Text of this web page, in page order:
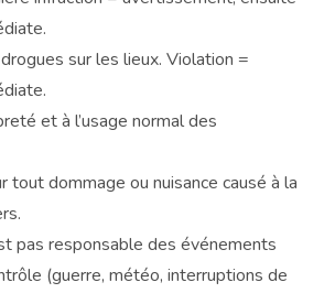
sur les lieux. Violation =
et à l’usage normal des
tout dommage ou nuisance causé à la
pas responsable des événements
(guerre, météo, interruptions de